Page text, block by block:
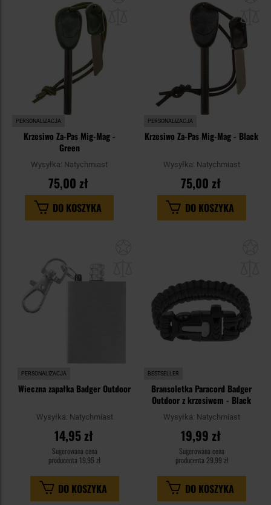
PERSONALIZACJA
Krzesiwo Za-Pas Mig-Mag -
Green
Wysyłka: Natychmiast
75,00 zł
DO KOSZYKA
PERSONALIZACJA
Krzesiwo Za-Pas Mig-Mag - Black
Wysyłka: Natychmiast
75,00 zł
DO KOSZYKA
PERSONALIZACJA
Wieczna zapałka Badger Outdoor
Wysyłka: Natychmiast
14,95 zł
Sugerowana cena
producenta 19,95 zł
DO KOSZYKA
BESTSELLER
Bransoletka Paracord Badger
Outdoor z krzesiwem - Black
Wysyłka: Natychmiast
19,99 zł
Sugerowana cena
producenta 29,99 zł
DO KOSZYKA